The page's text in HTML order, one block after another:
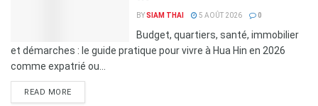
BYSIAM THAI 5 AOÛT 2026 0
Budget, quartiers, santé, immobilier
et démarches : le guide pratique pour vivre à Hua Hin en 2026
comme expatrié ou...
READ MORE